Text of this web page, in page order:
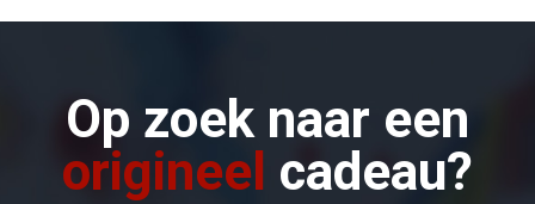
Op zoek naar een
origineel cadeau?